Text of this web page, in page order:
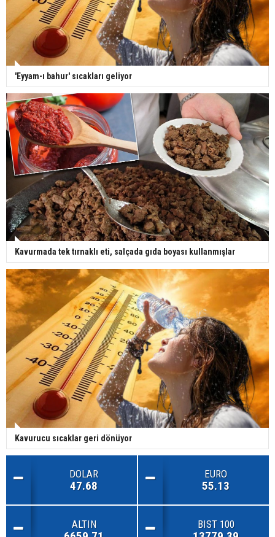
'Eyyam-ı bahur' sıcakları geliyor
Kavurmada tek tırnaklı eti, salçada gıda boyası kullanmışlar
Kavurucu sıcaklar geri dönüyor
DOLAR
47.68
EURO
55.13
ALTIN BIST 100